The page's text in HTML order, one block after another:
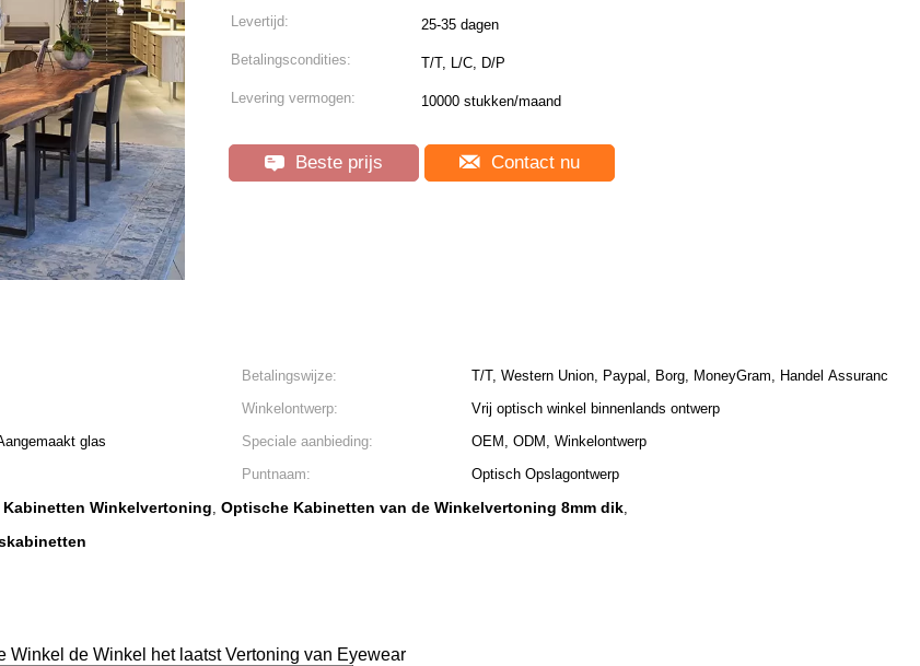
Levertijd: 25-35 dagen
Betalingscondities: T/T, L/C, D/P
Levering vermogen: 10000 stukken/maand
Beste prijs Contact nu
Betalingswijze:
T/T, Western Union, Paypal, Borg, MoneyGram, Handel Assuranc
Winkelontwerp:
Vrij optisch winkel binnenlands ontwerp
glas Speciale aanbieding:
OEM, ODM, Winkelontwerp
Puntnaam:
Optisch Opslagontwerp
Kabinetten Winkelvertoning, Optische Kabinetten van de Winkelvertoning 8mm dik,
de Winkel het laatst Vertoning van Eyewear